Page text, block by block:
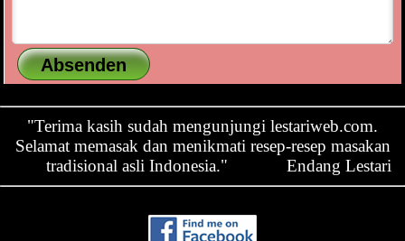
"Terima kasih sudah mengunjungi lestariweb.com.
Selamat memasak dan menikmati resep-resep masakan
tradisional asli Indonesia."
Endang Lestari